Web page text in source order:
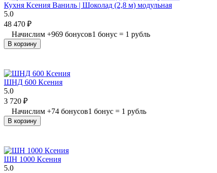
Кухня Ксения Ваниль | Шоколад (2,8 м) модульная
5.0
48 470 ₽
Начислим +969 бонусов1 бонус = 1 рубль
В корзину
ШНД 600 Ксения
5.0
3 720 ₽
Начислим +74 бонусов1 бонус = 1 рубль
В корзину
ШН 1000 Ксения
5.0